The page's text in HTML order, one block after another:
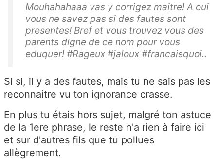
Mouhahahaaa vas y corrigez maitre! A oui
vous ne savez pas si des fautes sont
presentes! Bref et vous trouvez vous des
parents digne de ce nom pour vous
eduquer! #Rageux #jaloux #francaisquoi..
Si si, il y a des fautes, mais tu ne sais pas les
reconnaitre vu ton ignorance crasse.
En plus tu étais hors sujet, malgré ton astuce
de la 1ere phrase, le reste n'a rien à faire ici
et sur d'autres fils que tu pollues
allègrement.